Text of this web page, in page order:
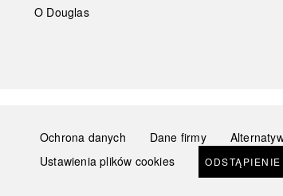
O Douglas
Ochrona danych Dane firmy
Ustawienia plików cookies